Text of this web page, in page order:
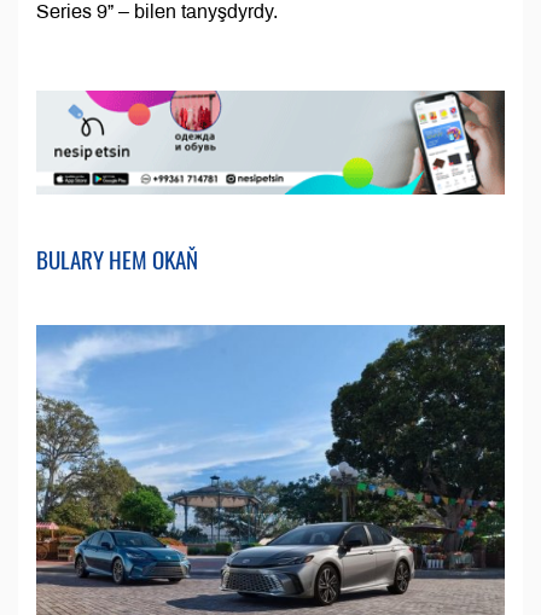
Series 9” – bilen tanyşdyrdy.
BULARY HEM OKAŇ